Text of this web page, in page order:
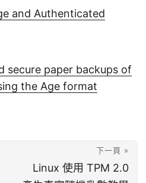
and Authenticated
secure paper backups of
the Age format
下一頁 »
Linux 使用 TPM 2.0